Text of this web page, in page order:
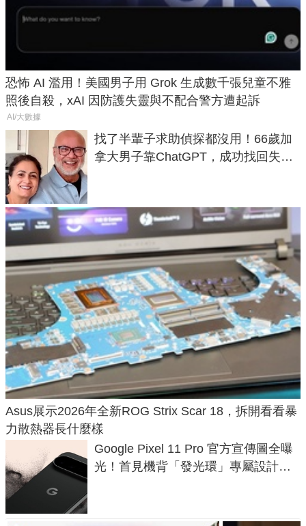
恐怖 AI 濫用！美國男子用 Grok 生成數千張兒童不雅
照後自殺，xAI 因防護失靈與不配合警方遭起訴
AI/大數據
找了半輩子求助偵探都沒用！66歲加
拿大男子靠ChatGPT，成功找回失散
Asus展示2026年全新ROG Strix Scar 18，拆開看看暴
力散熱器長什麼樣
Google Pixel 11 Pro 官方宣傳圖全曝
光！首見機背「發光環」專屬設計、